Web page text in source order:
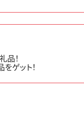
品！
ゲット！